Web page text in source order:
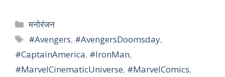
Categories
मनोरंजन
Tags
#Avengers, #AvengersDoomsday,
#CaptainAmerica, #IronMan,
#MarvelCinematicUniverse, #MarvelComics,